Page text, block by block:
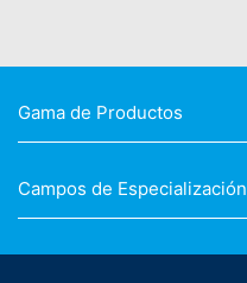
Gama de Productos
Campos de Especialización